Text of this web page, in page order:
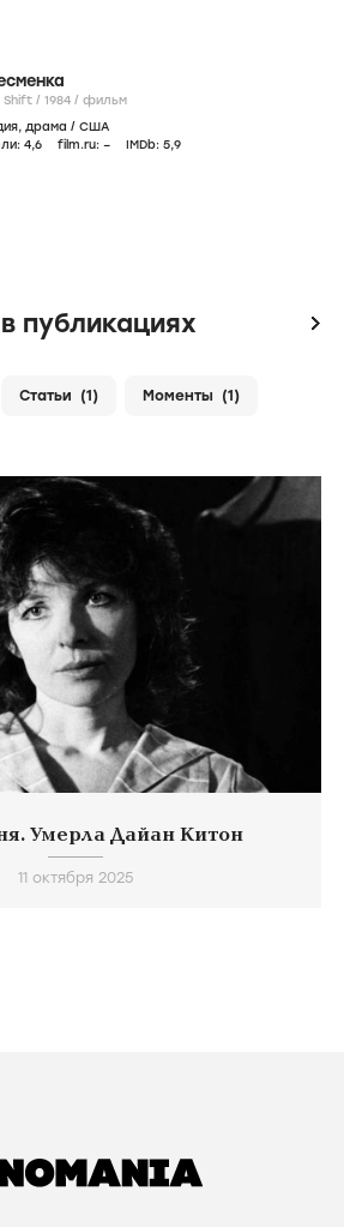
Swing Shift / 1984 / фильм
, драма / США
4,6 film.ru: – IMDb: 5,9
публикациях icon
Статьи (1) Моменты (1)
Умерла Дайан Китон
11 октября 2025